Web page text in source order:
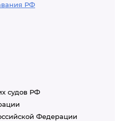
РФ
судов РФ
Федерации